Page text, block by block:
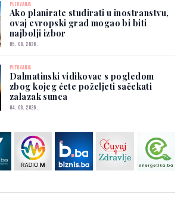
PUTOVANJA
Ako planirate studirati u inostranstvu,
ovaj evropski grad mogao bi biti
najbolji izbor
05. 08. 2026.
PUTOVANJA
Dalmatinski vidikovac s pogledom
zbog kojeg ćete poželjeti sačekati
zalazak sunca
04. 08. 2026.